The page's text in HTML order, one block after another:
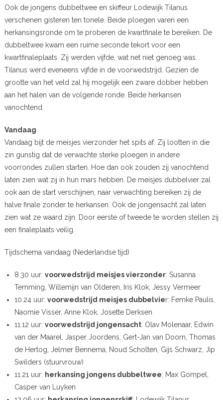
Ook de jongens dubbeltwee en skiffeur Lodewijk Tilanus
verschenen gisteren ten tonele. Beide ploegen varen een
herkansingsronde om te proberen de kwartfinale te bereiken. De
dubbeltwee kwam een ruime seconde tekort voor een
kwartfinaleplaats. Zij werden vijfde, wat net niet genoeg was.
Tilanus werd eveneens vijfde in de voorwedstrijd. Gezien de
grootte van het veld zal hij mogelijk een zware dobber hebben
aan het halen van de volgende ronde. Beide herkansen
vanochtend.
Vandaag
Vandaag bijt de meisjes vierzonder het spits af. Zij lootten in die
zin gunstig dat de verwachte sterke ploegen in andere
voorrondes zullen starten. Hoe dan ook zouden zij vanochtend
laten zien wat zij in hun mars hebben. De meisjes dubbelvier zal
ook aan de start verschijnen, naar verwachting bereiken zij de
halve finale zonder te herkansen. Ook de jongensacht zal laten
zien wat ze waard zijn. Door eerste of tweede te worden stellen zij
een finaleplaats veilig.
Tijdschema vandaag (Nederlandse tijd)
8.30 uur: voorwedstrijd meisjes vierzonder: Susanna
Temming, Willemijn van Olderen, Iris Klok, Jessy Vermeer
10.24 uur: voorwedstrijd meisjes dubbelvier: Femke Paulis,
Naomie Visser, Anne Klok, Josette Derksen
11.12 uur: voorwedstrijd jongensacht: Olav Molenaar, Edwin
van der Maarel, Jasper Joordens, Gert-Jan van Doorn, Thomas
de Hertog, Jelmer Bennema, Noud Scholten, Gijs Schwarz, Jip
Swilders (stuurvrouw)
11.21 uur: herkansing jongens dubbeltwee: Max Gompel,
Casper van Luyken